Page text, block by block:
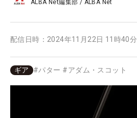
ALBA Net編集部 / ALBA Net
配信日時： 2024年11月22日 11時40分
ギア #パター #アダム・スコット